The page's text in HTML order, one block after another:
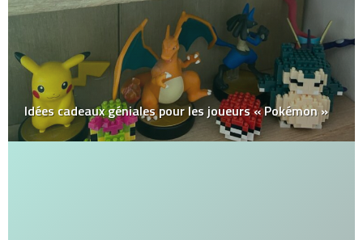
Idées cadeaux géniales pour les joueurs « Pokémon »